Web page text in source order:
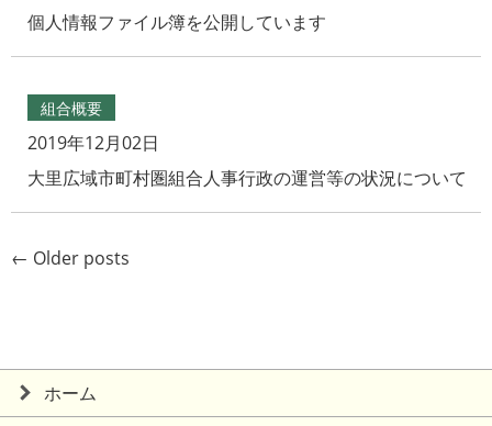
個人情報ファイル簿を公開しています
組合概要
2019年12月02日
大里広域市町村圏組合人事行政の運営等の状況について
← Older posts
ホーム